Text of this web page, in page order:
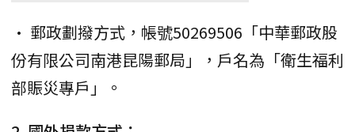
• 郵政劃撥方式，帳號50269506「中華郵政股
份有限公司南港昆陽郵局」，戶名為「衛生福利
部賑災專戶」。